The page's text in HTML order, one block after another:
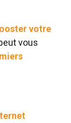
votre
vous